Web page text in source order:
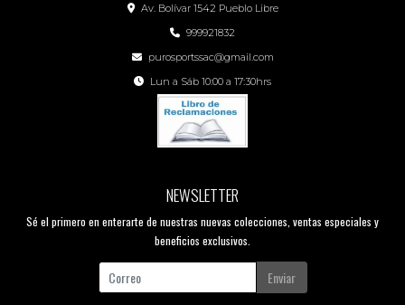
Av. Bolívar 1542 Pueblo Libre
999921832
purosportssac@gmail.com
Lun a Sáb 10:00 a 17:30hrs
NEWSLETTER
Sé el primero en enterarte de nuestras nuevas colecciones, ventas especiales y
beneficios exclusivos.
Enviar